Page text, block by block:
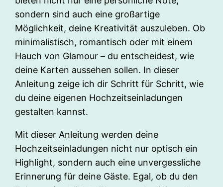
sondern sind auch eine großartige
Möglichkeit, deine Kreativität auszuleben. Ob
minimalistisch, romantisch oder mit einem
Hauch von Glamour – du entscheidest, wie
deine Karten aussehen sollen. In dieser
Anleitung zeige ich dir Schritt für Schritt, wie
du deine eigenen Hochzeitseinladungen
gestalten kannst.
Mit dieser Anleitung werden deine
Hochzeitseinladungen nicht nur optisch ein
Highlight, sondern auch eine unvergessliche
Erinnerung für deine Gäste. Egal, ob du den